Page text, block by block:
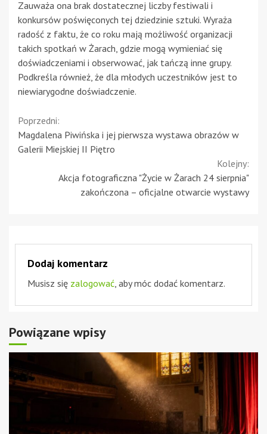
Zauważa ona brak dostatecznej liczby festiwali i
konkursów poświęconych tej dziedzinie sztuki. Wyraża
radość z faktu, że co roku mają możliwość organizacji
takich spotkań w Żarach, gdzie mogą wymieniać się
doświadczeniami i obserwować, jak tańczą inne grupy.
Podkreśla również, że dla młodych uczestników jest to
niewiarygodne doświadczenie.
Continue
Reading
Poprzedni:
Magdalena Piwińska i jej pierwsza wystawa obrazów w
Galerii Miejskiej II Piętro
Kolejny:
Akcja fotograficzna "Życie w Żarach 24 sierpnia"
zakończona – oficjalne otwarcie wystawy
Dodaj komentarz
Musisz się zalogować , aby móc dodać komentarz.
Powiązane wpisy